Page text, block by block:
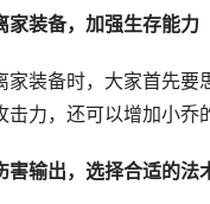
家装备，加强生存能力
家装备时，大家首先要
力，还可以增加小乔
害输出，选择合适的法